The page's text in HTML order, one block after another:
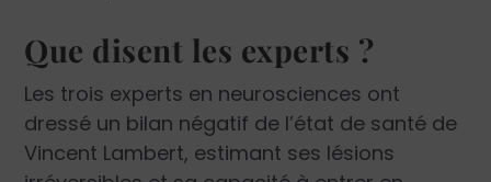
Que disent les experts ?
Les trois experts en neurosciences ont
dressé un bilan négatif de l’état de santé de
Vincent Lambert, estimant ses lésions